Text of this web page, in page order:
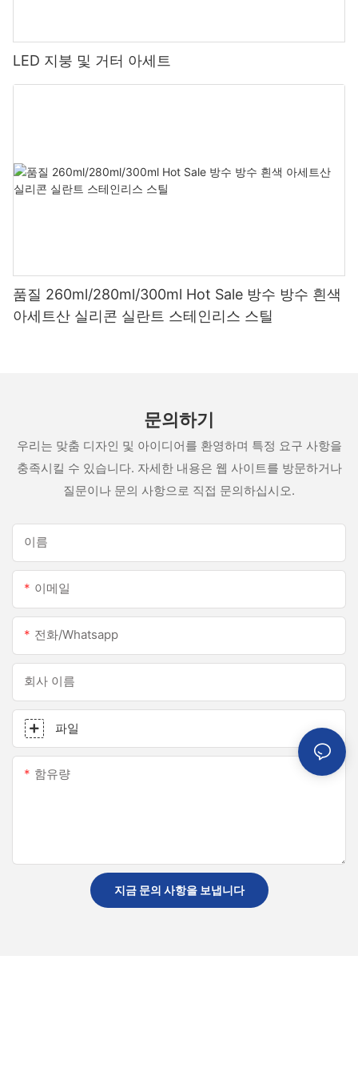
LED 지붕 및 거터 아세트
품질 260ml/280ml/300ml Hot Sale 방수 방수 흰색
아세트산 실리콘 실란트 스테인리스 스틸
문의하기
우리는 맞춤 디자인 및 아이디어를 환영하며 특정 요구 사항을
충족시킬 수 있습니다. 자세한 내용은 웹 사이트를 방문하거나
질문이나 문의 사항으로 직접 문의하십시오.
이름
이메일
전화/whatsapp
회사 이름
파일
함유량
지금 문의 사항을 보냅니다